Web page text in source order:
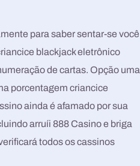
para saber sentar-se você
blackjack eletrônico
de cartas. Opção uma
porcentagem criancice
ainda é afamado por sua
arruíi 888 Casino e briga
todos os cassinos